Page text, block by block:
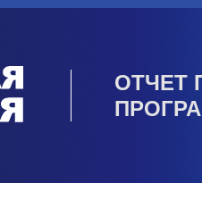
ОТЧЕТ